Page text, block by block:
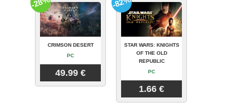
CRIMSON DESERT
PC
49.99 €
STAR WARS: KNIGHTS
OF THE OLD
REPUBLIC
PC
1.66 €